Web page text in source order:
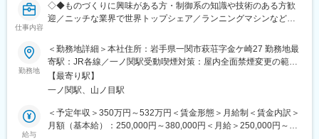
■自社商品「自動ねじ供給機」と「トレッドミル」に関して：
ねじを自動でラインに供給するための商品になります。本商品は
【バリエーション】と【カスタマイズ可能】という強みを生かし
グローバルトップシェアを誇っております。
自動ねじ供給機は、国内外ともに販売網を拡大しております。
<トレッドミル>
製品は国や大学などの研究機関や、プロスポーツ施設などに導入
仕事内容
◇◆ものづくりに興味がある方・制御系の知識や技術のある方歓
迎／ニッチな業界で世界トップシェア／ランニングマシンなども
■業務内容：
自社製品の開発～製造を行う当社にて、社内システム設計開発・
運用保守をお任せします。
■業務詳細：
・社内システム設計開発業務
勤務地
＜勤務地詳細＞本社住所：岩手県一関市萩荘字金ケ崎27 勤務地最
寄駅：JR各線／一ノ関駅受動喫煙対策：屋内全面禁煙変更の範
囲：会社の定める事業所
【最寄り駅】
一ノ関駅、山ノ目駅
給与
＜予定年収＞350万円～532万円＜賃金形態＞月給制＜賃金内訳＞
月額（基本給）：250,000円～380,000円＜月給＞250,000円～